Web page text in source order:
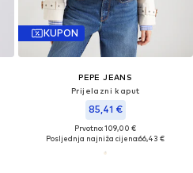
KUPON
PEPE JEANS
Prijelazni kaput
85,41 €
Prvotno: 109,00 €
Posljednja najniža cijena:66,43 €